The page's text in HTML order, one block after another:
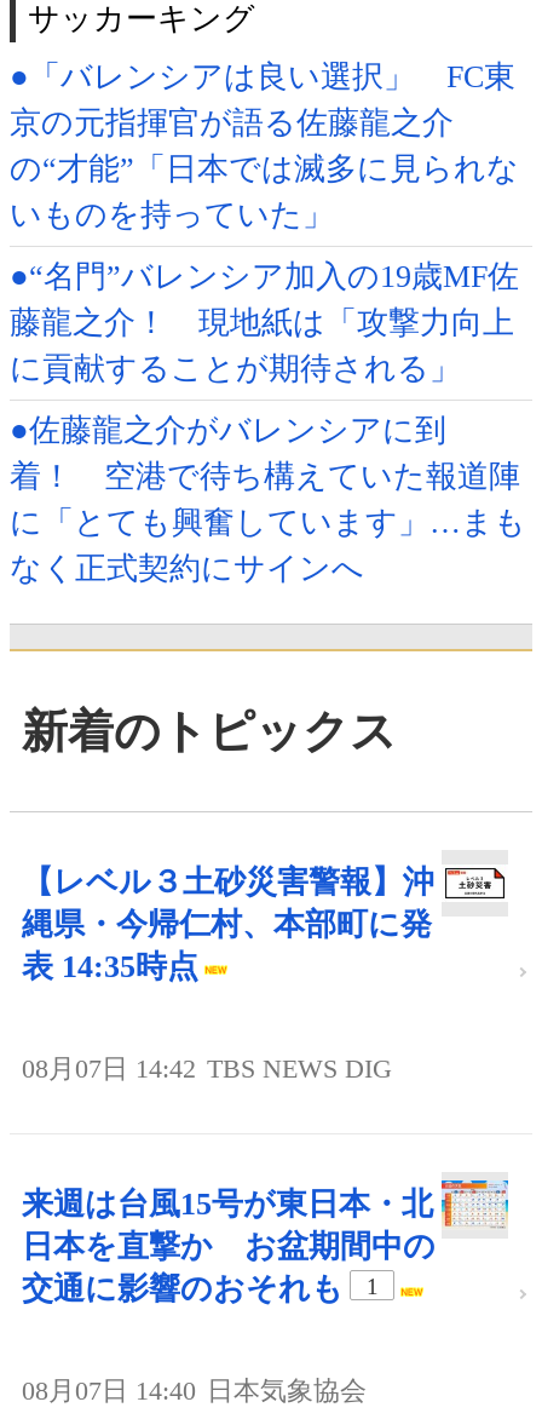
サッカーキング
●「バレンシアは良い選択」 FC東
京の元指揮官が語る佐藤龍之介
の“才能”「日本では滅多に見られな
いものを持っていた」
●“名門”バレンシア加入の19歳MF佐
藤龍之介！ 現地紙は「攻撃力向上
に貢献することが期待される」
●佐藤龍之介がバレンシアに到
着！ 空港で待ち構えていた報道陣
に「とても興奮しています」…まも
なく正式契約にサインへ
新着のトピックス
【レベル３土砂災害警報】沖
縄県・今帰仁村、本部町に発
表 14:35時点
08月07日 14:42 TBS NEWS DIG
来週は台風15号が東日本・北
日本を直撃か お盆期間中の
交通に影響のおそれも
1
08月07日 14:40 日本気象協会